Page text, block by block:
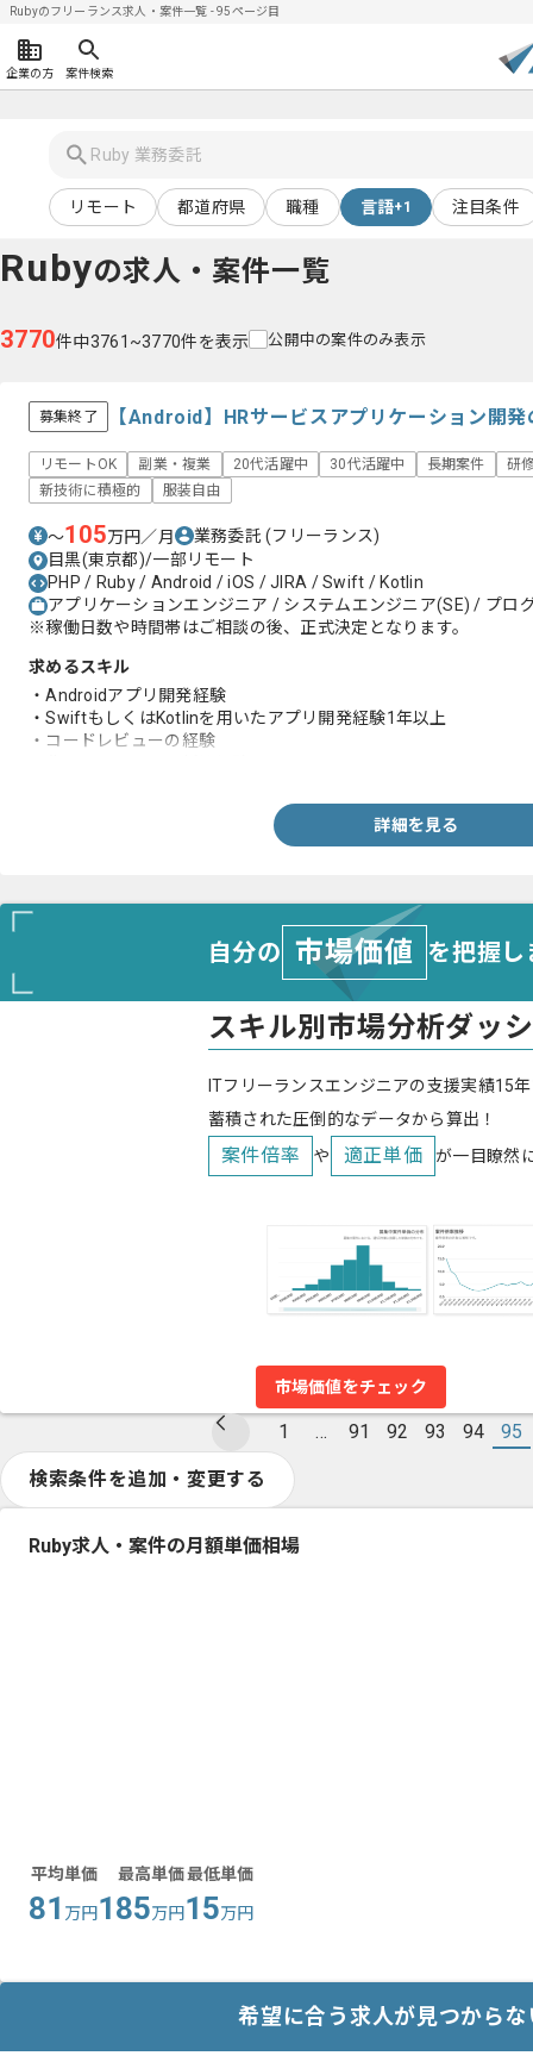
Rubyのフリーランス求人・案件一覧 - 95ページ目
企業の方 案件検索
リモート 都道府県 職種 言語+1 注目条件
Rubyの求人・案件一覧
3770件中3761~3770件を表示 公開中の案件のみ表示
募集終了 【Android】HRサービスアプリケーション開
リモートOK 副業・複業 20代活躍中 30代活躍中 長期案件
研
新技術に積極的
服装自由
〜105万円／月 業務委託(フリーランス)
目黒(東京都)/一部リモート
PHP / Ruby / Android / iOS / JIRA / Swift / Kotlin
アプリケーションエンジニア / システムエンジニア(SE) / プロ
※稼働日数や時間帯はご相談の後、正式決定となります。
求めるスキル
・Androidアプリ開発経験
・SwiftもしくはKotlinを用いたアプリ開発経験1年以上
・コードレビューの経験
詳細を見る
自分の 市場価値 を把握
スキル別市場分析ダッ
ITフリーランスエンジニアの支援実績15
蓄積された圧倒的なデータから算出！
案件倍率 や 適正単価 が一目瞭然
市場価値をチェック
1 … 91 92 93 94 95
検索条件を追加・変更する
Ruby求人・案件の月額単価相場
平均単価
81 万円
最高単価
185万円
最低単価
15万円
希望に合う求人が見つから